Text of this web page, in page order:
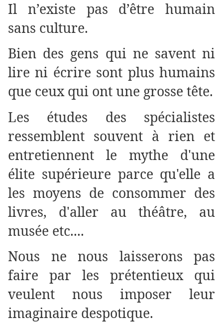
Il n’existe pas d’être humain
sans culture.
Bien des gens qui ne savent ni
lire ni écrire sont plus humains
que ceux qui ont une grosse tête.
Les études des spécialistes
ressemblent souvent à rien et
entretiennent le mythe d'une
élite supérieure parce qu'elle a
les moyens de consommer des
livres, d'aller au théâtre, au
musée etc....
Nous ne nous laisserons pas
faire par les prétentieux qui
veulent nous imposer leur
imaginaire despotique.